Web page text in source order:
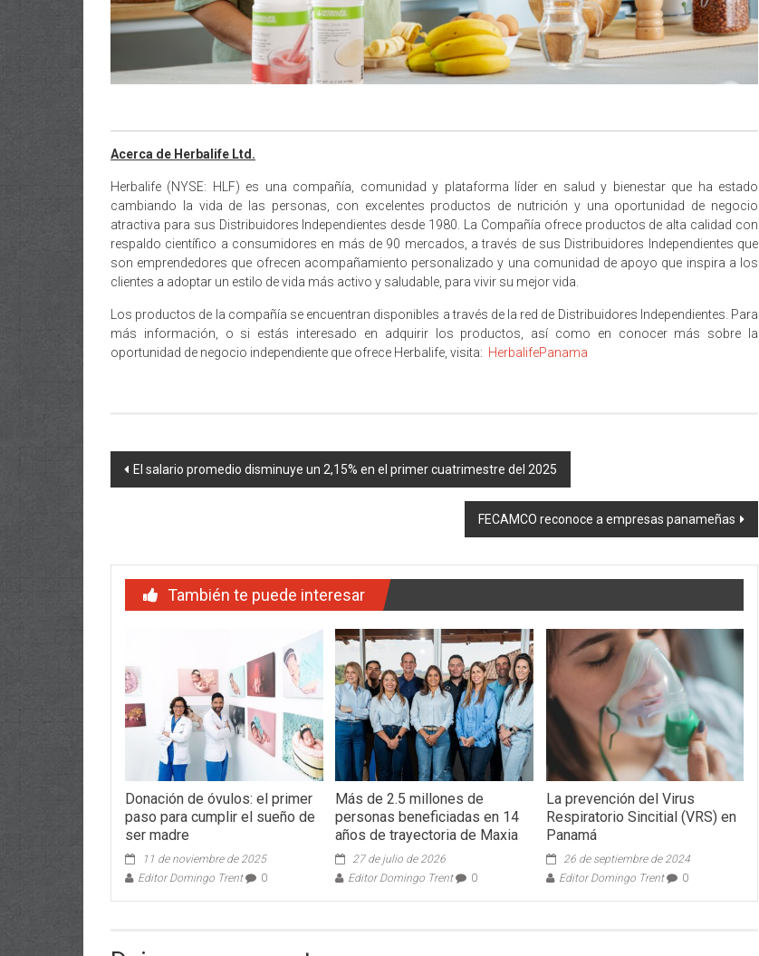
Acerca de Herbalife Ltd.
Herbalife (NYSE: HLF) es una compañía, comunidad y plataforma líder en salud y bienestar que ha estado
cambiando la vida de las personas, con excelentes productos de nutrición y una oportunidad de negocio
atractiva para sus Distribuidores Independientes desde 1980. La Compañía ofrece productos de alta calidad con
respaldo científico a consumidores en más de 90 mercados, a través de sus Distribuidores Independientes que
son emprendedores que ofrecen acompañamiento personalizado y una comunidad de apoyo que inspira a los
clientes a adoptar un estilo de vida más activo y saludable, para vivir su mejor vida.
Los productos de la compañía se encuentran disponibles a través de la red de Distribuidores Independientes. Para
más información, o si estás interesado en adquirir los productos, así como en conocer más sobre la
oportunidad de negocio independiente que ofrece Herbalife, visita: HerbalifePanama
Navegación
El salario promedio disminuye un 2,15% en el primer cuatrimestre del 2025
FECAMCO reconoce a empresas panameñas
También te puede interesar
Donación de óvulos: el primer
paso para cumplir el sueño de
ser madre
11 de noviembre de 2025
Editor Domingo Trent
0
Más de 2.5 millones de
personas beneficiadas en 14
años de trayectoria de Maxia
27 de julio de 2026
Editor Domingo Trent
0
La prevención del Virus
Respiratorio Sincitial (VRS) en
Panamá
26 de septiembre de 2024
Editor Domingo Trent
0